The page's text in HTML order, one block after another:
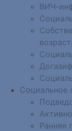
ВИЧ-
Социальное
Ранняя